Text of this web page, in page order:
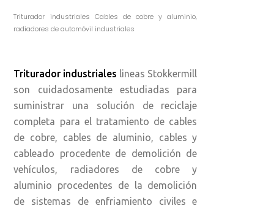
Triturador industriales Cables de cobre y aluminio,
radiadores de automóvil industriales
Triturador industriales lineas Stokkermill
son cuidadosamente estudiadas para
suministrar una solución de reciclaje
completa para el tratamiento de cables
de cobre, cables de aluminio, cables y
cableado procedente de demolición de
vehículos, radiadores de cobre y
aluminio procedentes de la demolición
de sistemas de enfriamiento civiles e